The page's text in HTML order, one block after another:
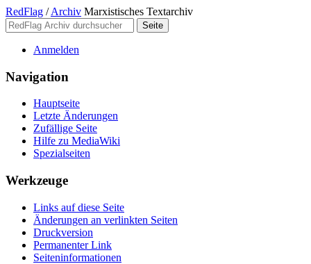
RedFlag / Archiv Marxistisches Textarchiv
Anmelden
Navigation
Hauptseite
Letzte Änderungen
Zufällige Seite
Hilfe zu MediaWiki
Spezialseiten
Werkzeuge
Links auf diese Seite
Änderungen an verlinkten Seiten
Druckversion
Permanenter Link
Seiten­­informationen